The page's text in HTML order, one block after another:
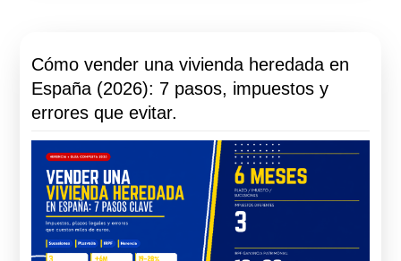
Cómo vender una vivienda heredada en
España (2026): 7 pasos, impuestos y
errores que evitar.